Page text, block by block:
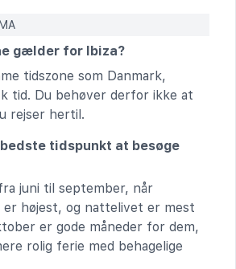
gælder for Ibiza?
tidszone som Danmark,
tid. Du behøver derfor ikke at
rejser hertil.
tidspunkt at besøge
juni til september, når
højest, og nattelivet er mest
er gode måneder for dem,
rolig ferie med behagelige